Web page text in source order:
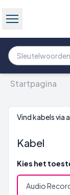
Startpagina
Vind kabels via
Kabel
Kies het